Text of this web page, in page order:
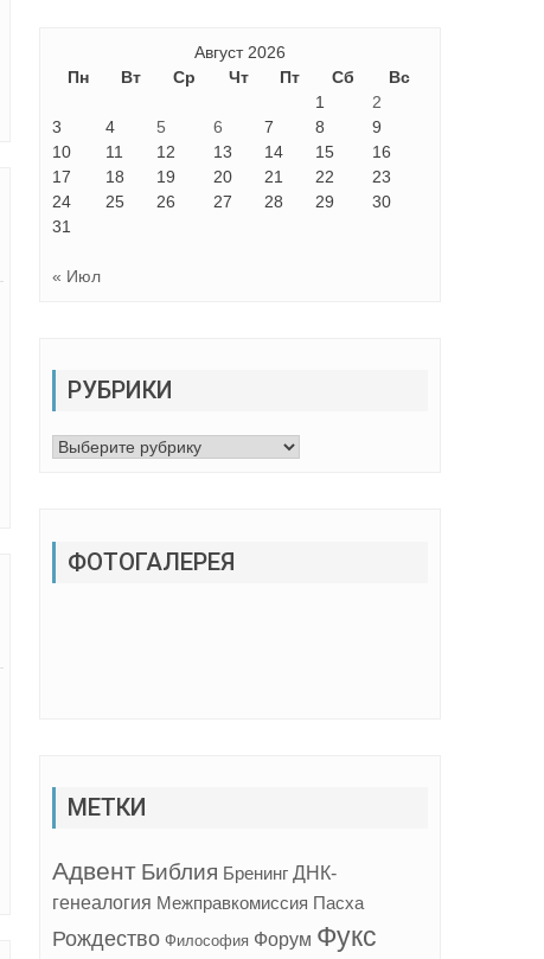
Август 2026
Пн
Вт Ср Чт Пт Сб
Вс
1
2
3
4 5 6 7 8
9
10
11 12 13 14 15
16
17
18 19 20 21 22
23
24
25 26 27 28 29
30
31
« Июл
РУБРИКИ
Рубрики
ФОТОГАЛЕРЕЯ
МЕТКИ
Адвент Библия Бренинг ДНК-
генеалогия Межправкомиссия Пасха
Рождество Философия Форум Фукс